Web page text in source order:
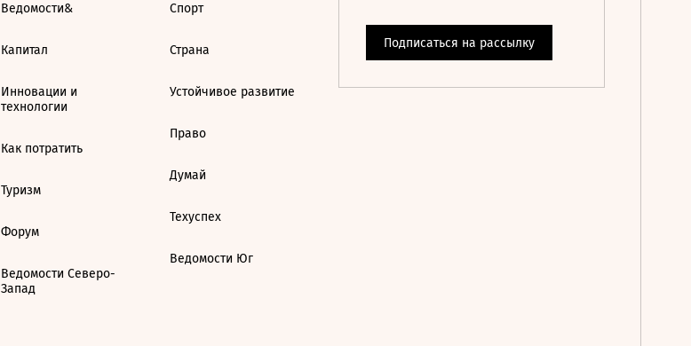
Ведомости&
Капитал
Инновации и
технологии
Как потратить
Туризм
Форум
Ведомости Северо-
Запад
Спорт
Страна
Устойчивое развитие
Право
Думай
Техуспех
Ведомости Юг